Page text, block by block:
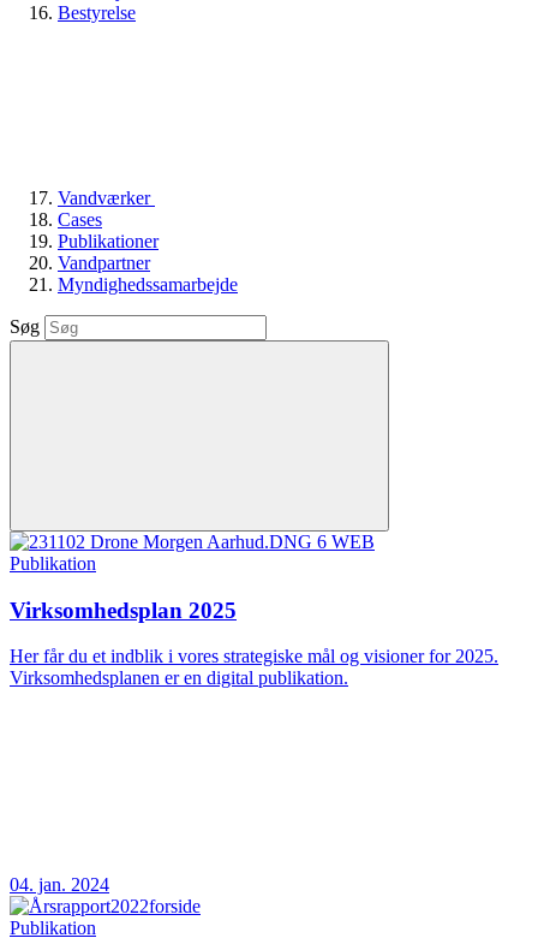
Bestyrelse
Vandværker
Cases
Publikationer
Vandpartner
Myndighedssamarbejde
Søg
Publikation
Virksomhedsplan 2025
Her får du et indblik i vores strategiske mål og visioner for 2025.
Virksomhedsplanen er en digital publikation.
04. jan. 2024
Publikation